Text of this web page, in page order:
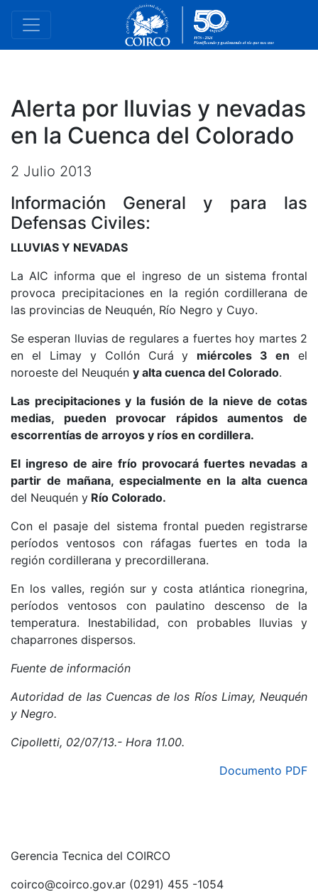
Alerta por lluvias y nevadas
en la Cuenca del Colorado
2 Julio 2013
Información General y para las
Defensas Civiles:
LLUVIAS Y NEVADAS
La AIC informa que el ingreso de un sistema frontal
provoca precipitaciones en la región cordillerana de
las provincias de Neuquén, Río Negro y Cuyo.
Se esperan lluvias de regulares a fuertes hoy martes 2
en el Limay y Collón Curá y miércoles 3 en el
noroeste del Neuquén y alta cuenca del Colorado.
Las precipitaciones y la fusión de la nieve de cotas
medias, pueden provocar rápidos aumentos de
escorrentías de arroyos y ríos en cordillera.
El ingreso de aire frío provocará fuertes nevadas a
partir de mañana, especialmente en la alta cuenca
del Neuquén y Río Colorado.
Con el pasaje del sistema frontal pueden registrarse
períodos ventosos con ráfagas fuertes en toda la
región cordillerana y precordillerana.
En los valles, región sur y costa atlántica rionegrina,
períodos ventosos con paulatino descenso de la
temperatura. Inestabilidad, con probables lluvias y
chaparrones dispersos.
Fuente de información
Autoridad de las Cuencas de los Ríos Limay, Neuquén
y Negro.
Cipolletti, 02/07/13.- Hora 11.00.
Documento PDF
Gerencia Tecnica del COIRCO
coirco@coirco.gov.ar (0291) 455 -1054